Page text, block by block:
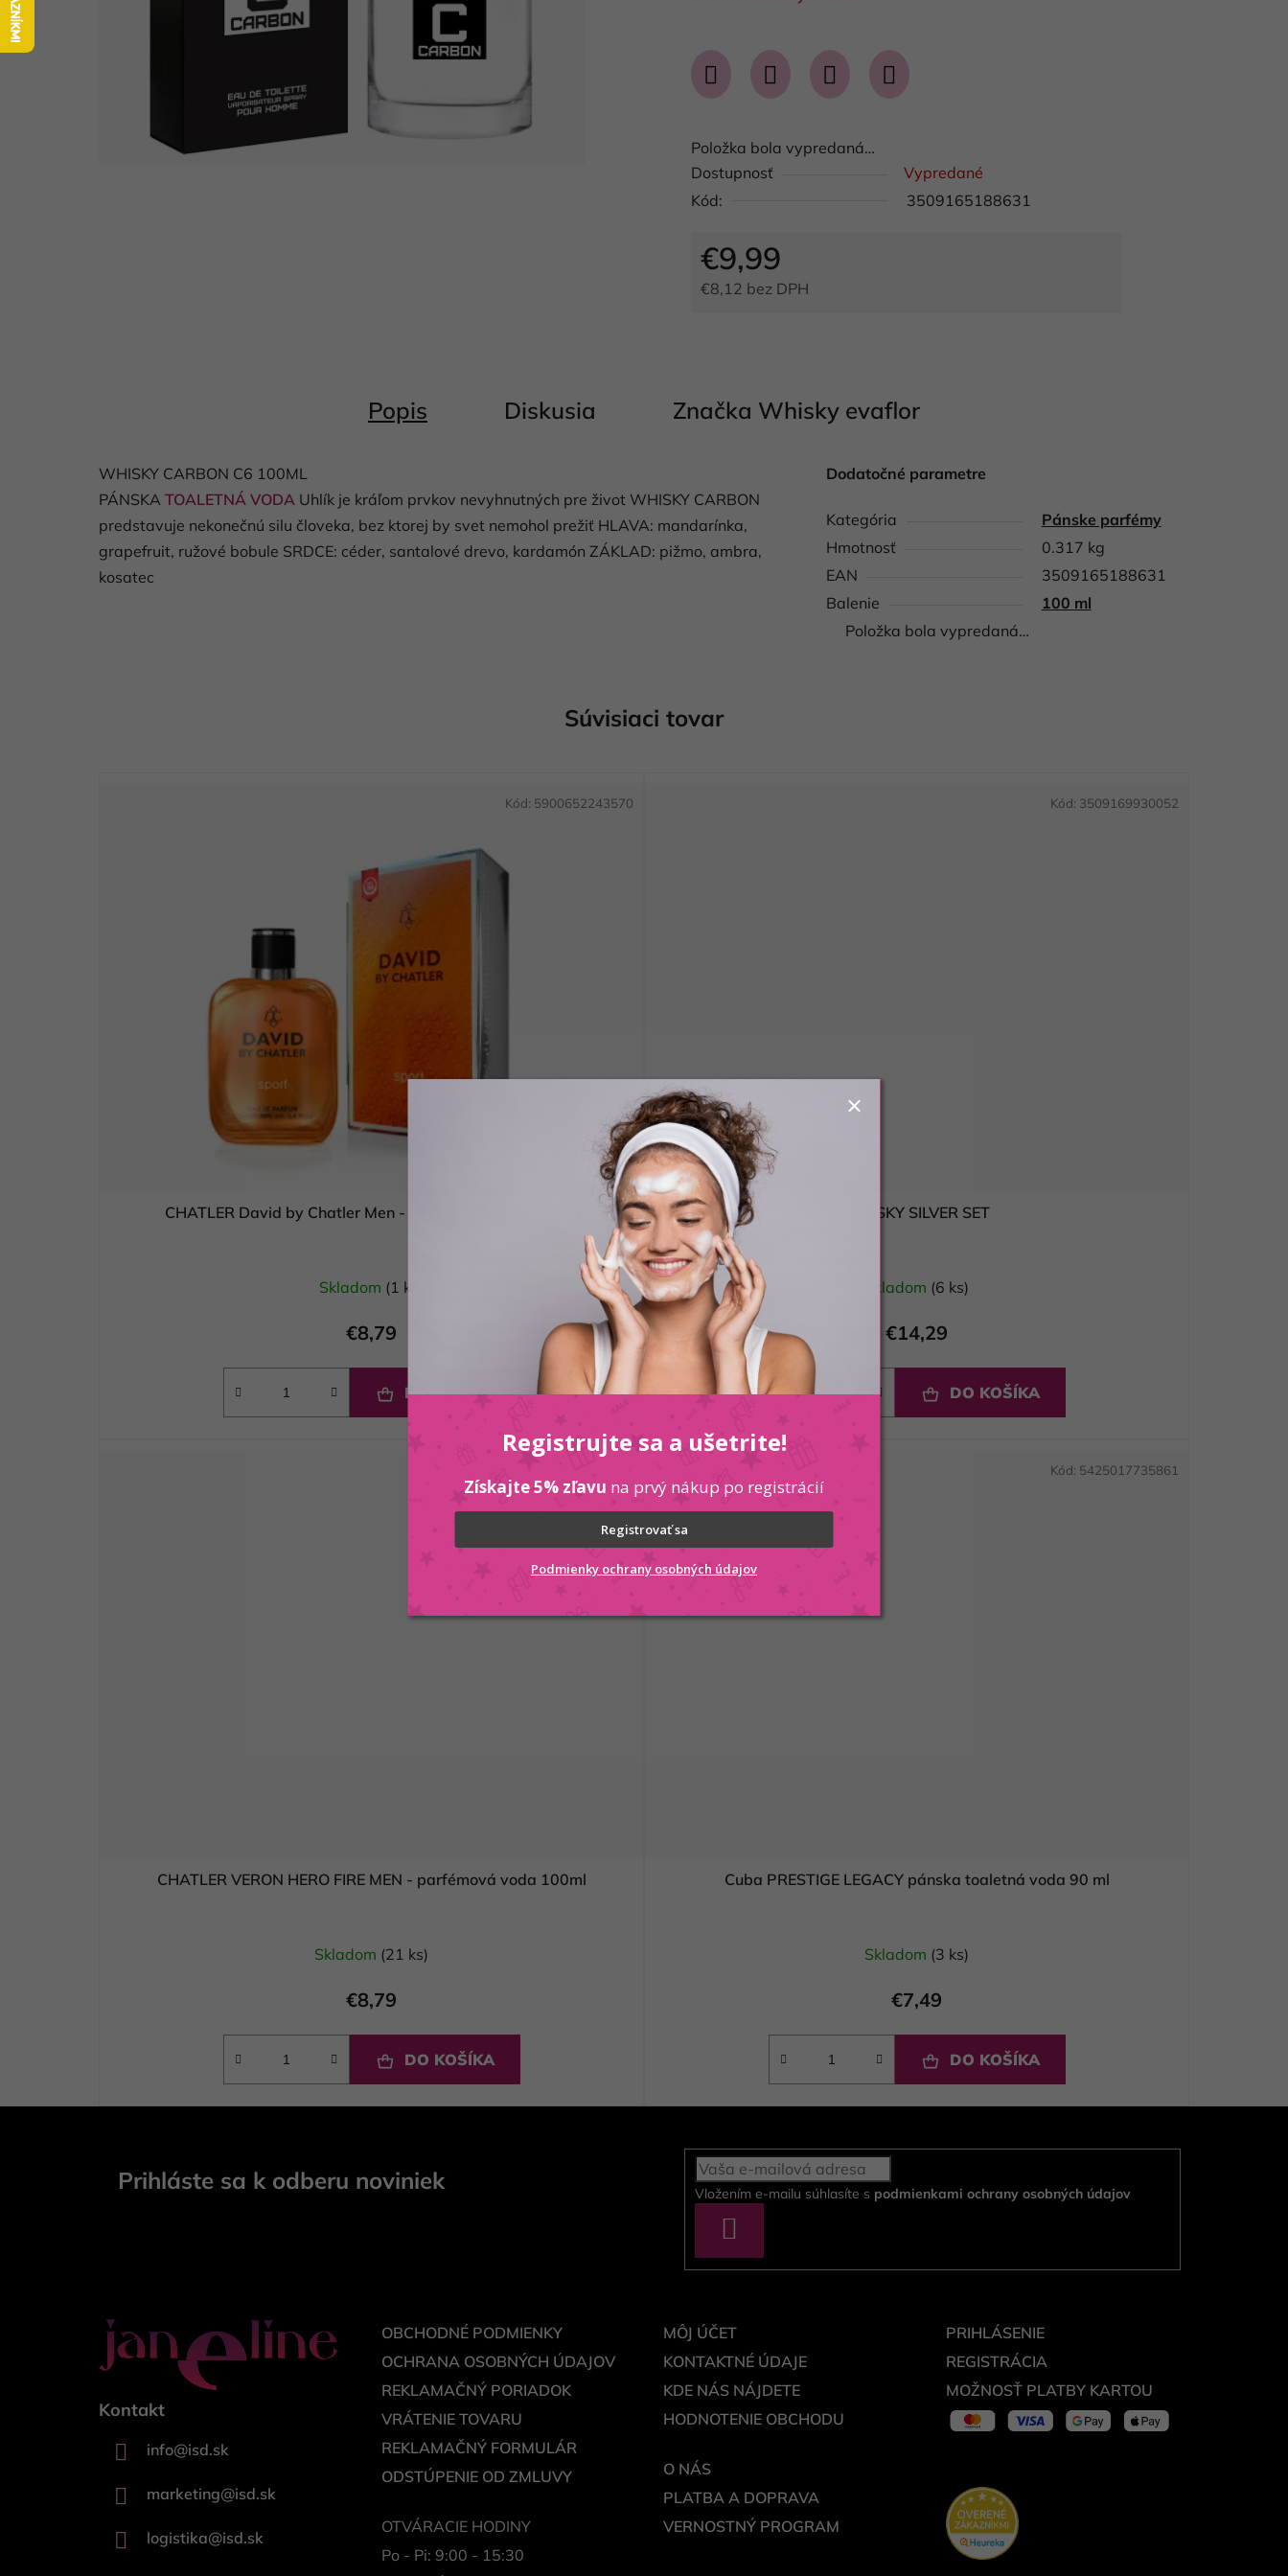
0,0
z
hviezdičiek.
Položka bola vypredaná…
Dostupnosť
Vypredané
Kód:
3509165188631
€9,99
€8,12 bez DPH
Popis Diskusia Značka Whisky evaflor
WHISKY CARBON C6 100ML
PÁNSKA TOALETNÁ VODA Uhlík je kráľom prvkov nevyhnutných pre život WHISKY CARBON
predstavuje nekonečnú silu človeka, bez ktorej by svet nemohol prežiť HLAVA: mandarínka,
grapefruit, ružové bobule SRDCE: céder, santalové drevo, kardamón ZÁKLAD: pižmo, ambra,
kosatec
Dodatočné parametre
Kategória
Pánske parfémy
Hmotnosť
0.317 kg
EAN
3509165188631
Balenie
100 ml
Položka bola vypredaná…
Súvisiaci tovar
CHATLER David by Chatler Men - parfémová voda 100ml
Skladom (1 ks)
€8,79
DO KOŠÍKA
Kód: 5900652243570
WHISKY SILVER SET
Skladom (6 ks)
€14,29
DO KOŠÍKA
Kód: 3509169930052
CHATLER VERON HERO FIRE MEN - parfémová voda 100ml
Skladom (21 ks)
€8,79
DO KOŠÍKA
Cuba PRESTIGE LEGACY pánska toaletná voda 90 ml
Skladom (3 ks)
€7,49
DO KOŠÍKA
Kód: 5425017735861
Prihláste sa k odberu noviniek Vložením e-mailu súhlasíte s podmienkami ochrany osobných údajov
SA
Kontakt
info@isd.sk
marketing@isd.sk
logistika@isd.sk
OBCHODNÉ PODMIENKY
OCHRANA OSOBNÝCH ÚDAJOV
REKLAMAČNÝ PORIADOK
VRÁTENIE TOVARU
REKLAMAČNÝ FORMULÁR
ODSTÚPENIE OD ZMLUVY
OTVÁRACIE HODINY
Po - Pi: 9:00 - 15:30
MÔJ ÚČET
KONTAKTNÉ ÚDAJE
KDE NÁS NÁJDETE
HODNOTENIE OBCHODU
O NÁS
PLATBA A DOPRAVA
VERNOSTNÝ PROGRAM
PRIHLÁSENIE
REGISTRÁCIA
MOŽNOSŤ PLATBY KARTOU
Registrujte sa a ušetrite!
Získajte 5% zľavu na prvý nákup po registrácií
Registrovať sa
Podmienky ochrany osobných údajov